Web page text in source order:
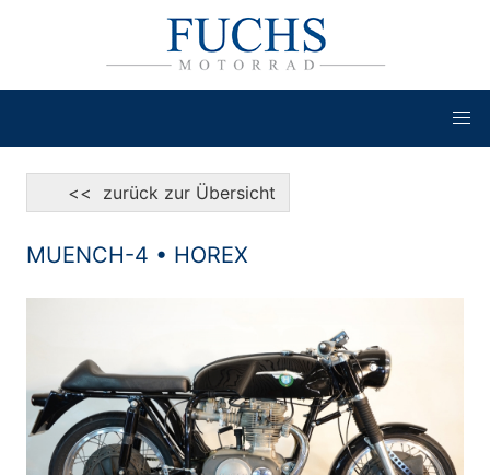
<< zurück zur Übersicht
MUENCH-4 • HOREX